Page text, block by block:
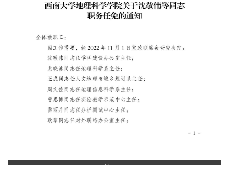
第 1 页